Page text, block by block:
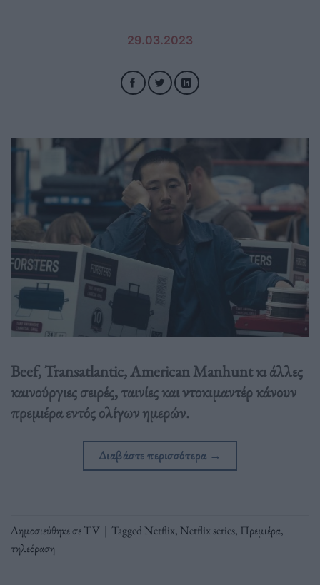
29.03.2023
Beef, Transatlantic, American Manhunt κι άλλες
καινούργιες σειρές, ταινίες και ντοκιμαντέρ κάνουν
πρεμιέρα εντός ολίγων ημερών.
Διαβάστε περισσότερα →
Δημοσιεύθηκε σεTV | TaggedNetflix, Netflix series, Πρεμιέρα,
τηλεόραση